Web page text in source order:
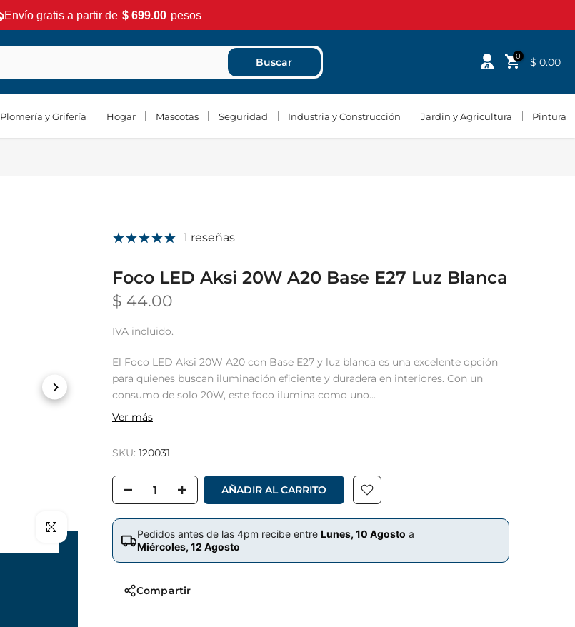
Envío gratis a partir de $ 699.00 pesos
Buscar 0 $ 0.00
Plomería y Grifería Hogar Mascotas Seguridad Industria y Construcción Jardin y Agricultura Pintura
Clic para hacer zoom
1 reseñas
Foco LED Aksi 20W A20 Base E27 Luz Blanca
$ 44.00
IVA incluido.
El Foco LED Aksi 20W A20 con Base E27 y luz blanca es una excelente opción
para quienes buscan iluminación eficiente y duradera en interiores. Con un
consumo de solo 20W, este foco ilumina como uno...
Ver más
SKU: 120031
AÑADIR AL CARRITO
Pedidos antes de las 4pm recibe entre Lunes, 10 Agosto a
Miércoles, 12 Agosto
Compartir